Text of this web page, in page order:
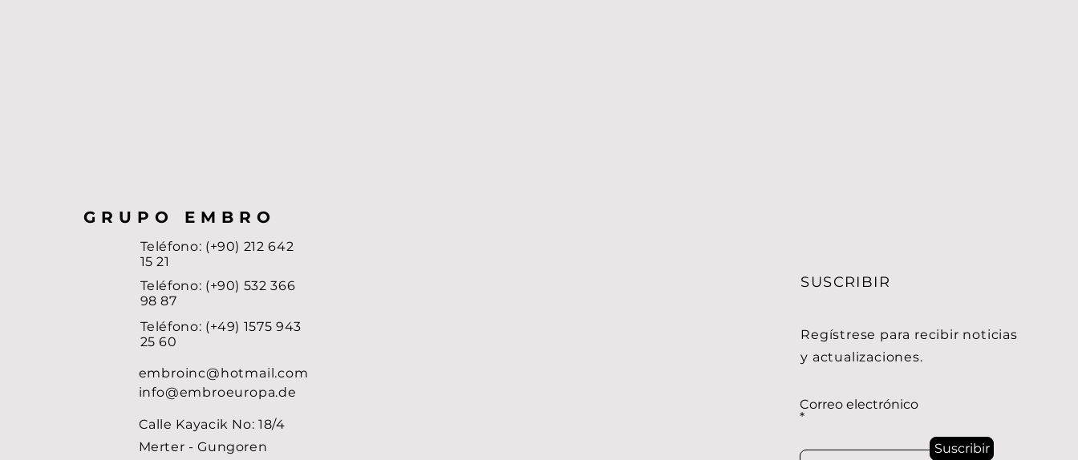
GRUPO EMBRO
Teléfono: (+90) 212 642
15 21
Teléfono: (+90) 532 366
98 87
Teléfono: (+49) 1575 943
25 60
embroinc@hotmail.com
info@embroeuropa.de
Calle Kayacik No: 18/4
Merter - Gungoren
SUSCRIBIR
Regístrese para recibir noticias
y actualizaciones.
Correo electrónico
Suscribir